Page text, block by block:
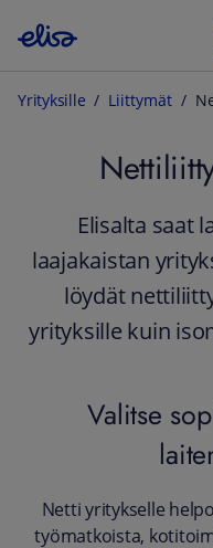
Yrityksille Liittymät
Elisalta saat
laajakaistan
löydät
yrityksille kuin
Valitse
Netti yritykselle
työmatkoista,